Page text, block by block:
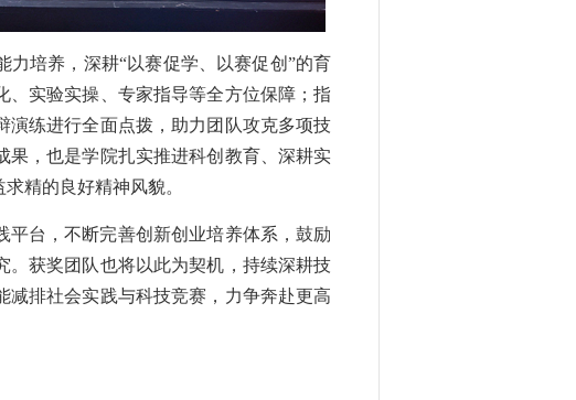
培养，深耕“以赛促学、以赛促创”的育
、实验实操、专家指导等全方位保障；指
练进行全面点拨，助力团队攻克多项技
，也是学院扎实推进科创教育、深耕实
精的良好精神风貌。
台，不断完善创新创业培养体系，鼓励
获奖团队也将以此为契机，持续深耕技
排社会实践与科技竞赛，力争奔赴更高